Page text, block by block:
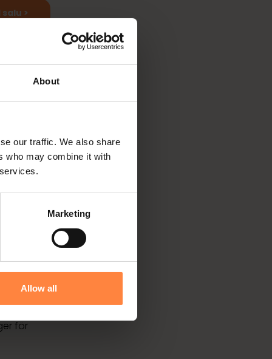
About
our traffic. We also share
who may combine it with
Marketing
Allow all
>
på
är
få
för